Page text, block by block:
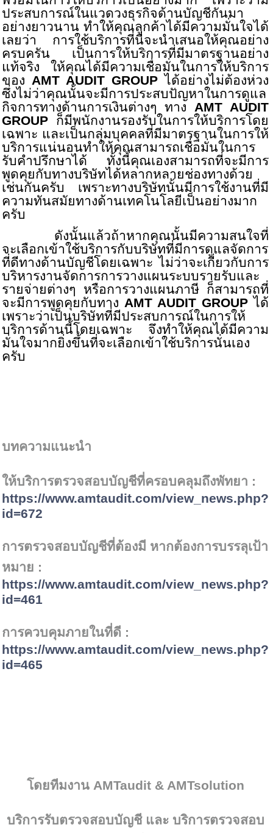
ประสบการณ์ในแวดวงธุรกิจด้านบัญชีกันมา
อย่างยาวนาน ทำให้คุณลูกค้าได้มีความมั่นใจได้
เลยว่า การใช้บริการที่นี่จะนำเสนอให้คุณอย่าง
ครบครัน เป็นการให้บริการที่มีมาตรฐานอย่าง
แท้จริง ให้คุณได้มีความเชื่อมั่นในการให้บริการ
ของ AMT AUDIT GROUP ได้อย่างไม่ต้องห่วง
ซึ่งไม่ว่าคุณนั้นจะมีการประสบปัญหาในการดูแล
กิจการทางด้านการเงินต่างๆ ทาง AMT AUDIT
GROUP ก็มีพนักงานรองรับในการให้บริการโดย
เฉพาะ และเป็นกลุ่มบุคคลที่มีมาตรฐานในการให้
บริการแน่นอนทำให้คุณสามารถเชื่อมั่นในการ
รับคำปรึกษาได้ ทั้งนี้คุณเองสามารถที่จะมีการ
พูดคุยกับทางบริษัทได้หลากหลายช่องทางด้วย
เช่นกันครับ เพราะทางบริษัทนั้นมีการใช้งานที่มี
ความทันสมัยทางด้านเทคโนโลยีเป็นอย่างมาก
ครับ
ดังนั้นแล้วถ้าหากคุณนั้นมีความสนใจที่
จะเลือกเข้าใช้บริการกับบริษัทที่มีการดูแลจัดการ
ที่ดีทางด้านบัญชีโดยเฉพาะ ไม่ว่าจะเกี่ยวกับการ
บริหารงานจัดการการวางแผนระบบรายรับและ
รายจ่ายต่างๆ หรือการวางแผนภาษี ก็สามารถที่
จะมีการพูดคุยกับทาง AMT AUDIT GROUP ได้
เพราะว่าเป็นบริษัทที่มีประสบการณ์ในการให้
บริการด้านนี้โดยเฉพาะ จึงทำให้คุณได้มีความ
มั่นใจมากยิ่งขึ้นที่จะเลือกเข้าใช้บริการนั่นเอง
ครับ
บทความแนะนำ
ให้บริการตรวจสอบบัญชีที่ครอบคลุมถึงพัทยา :
https://www.amtaudit.com/view_news.php?
id=672
การตรวจสอบบัญชีที่ต้องมี หากต้องการบรรลุเป้า
หมาย :
https://www.amtaudit.com/view_news.php?
id=461
การควบคุมภายในที่ดี :
https://www.amtaudit.com/view_news.php?
id=465
โดยทีมงาน AMTaudit & AMTsolution
บริการรับตรวจสอบบัญชี และ บริการตรวจสอบ